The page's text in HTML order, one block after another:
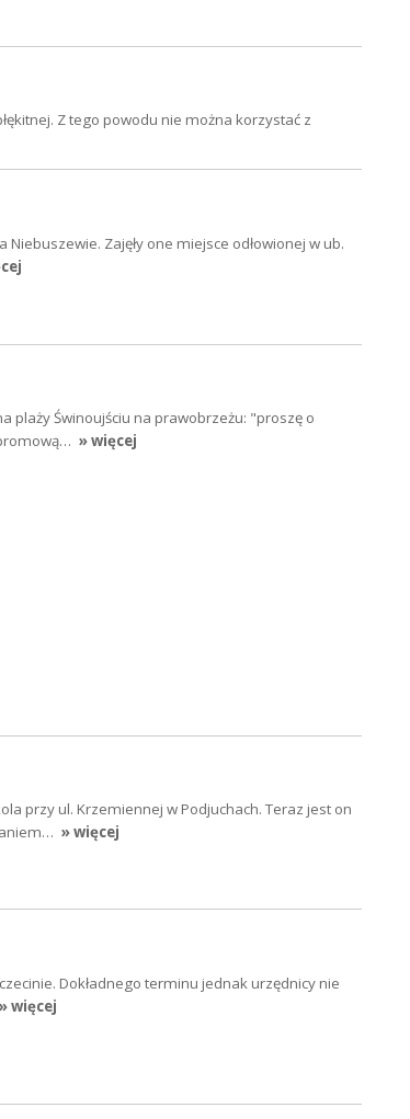
Z tego powodu nie można korzystać z
Zajęły one miejsce odłowionej w ub.
plaży Świnoujściu na prawobrzeżu: "proszę o
» więcej
przy ul. Krzemiennej w Podjuchach. Teraz jest on
» więcej
Dokładnego terminu jednak urzędnicy nie
» więcej